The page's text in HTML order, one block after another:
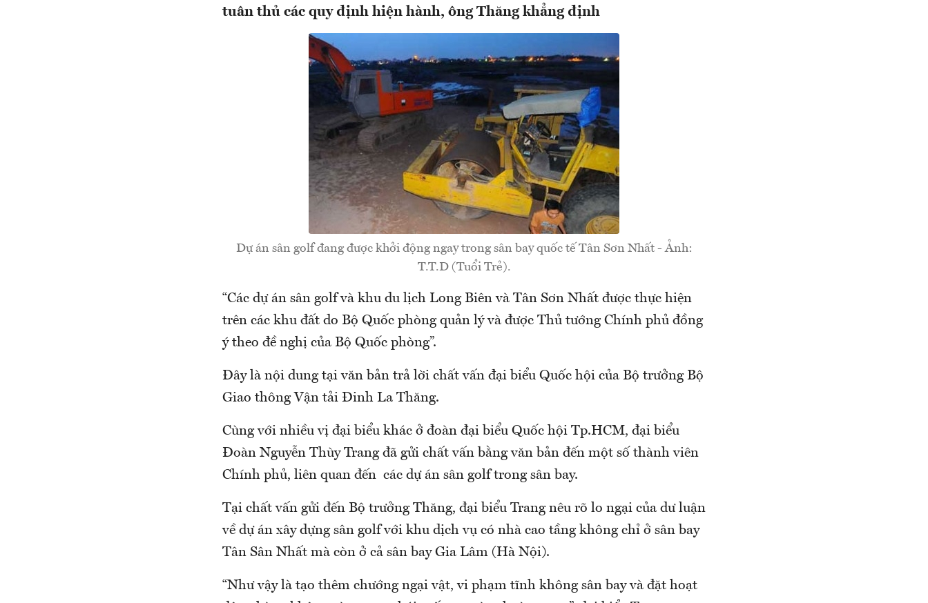
tuân thủ các quy định hiện hành, ông Thăng khẳng định
Dự án sân golf đang được khởi động ngay trong sân bay quốc tế Tân Sơn Nhất - Ảnh:
T.T.D (Tuổi Trẻ).
“Các dự án sân golf và khu du lịch Long Biên và Tân Sơn Nhất được thực hiện
trên các khu đất do Bộ Quốc phòng quản lý và được Thủ tướng Chính phủ đồng
ý theo đề nghị của Bộ Quốc phòng”.
Đây là nội dung tại văn bản trả lời chất vấn đại biểu Quốc hội của Bộ trưởng Bộ
Giao thông Vận tải Đinh La Thăng.
Cùng với nhiều vị đại biểu khác ở đoàn đại biểu Quốc hội Tp.HCM, đại biểu
Đoàn Nguyễn Thùy Trang đã gửi chất vấn bằng văn bản đến một số thành viên
Chính phủ, liên quan đến các dự án sân golf trong sân bay.
Tại chất vấn gửi đến Bộ trưởng Thăng, đại biểu Trang nêu rõ lo ngại của dư luận
về dự án xây dựng sân golf với khu dịch vụ có nhà cao tầng không chỉ ở sân bay
Tân Sân Nhất mà còn ở cả sân bay Gia Lâm (Hà Nội).
“Như vậy là tạo thêm chướng ngại vật, vi phạm tĩnh không sân bay và đặt hoạt